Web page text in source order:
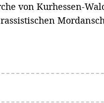
von Kurhessen-